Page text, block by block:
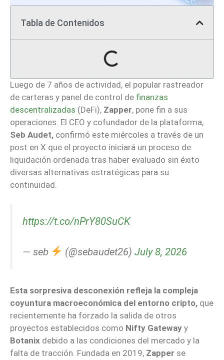
Tabla de Contenidos
Luego de 7 años de actividad, el popular rastreador
de carteras y panel de control de finanzas
descentralizadas (DeFi), Zapper, pone fin a sus
operaciones. El CEO y cofundador de la plataforma,
Seb Audet, confirmó este miércoles a través de un
post en X que el proyecto iniciará un proceso de
liquidación ordenada tras haber evaluado sin éxito
diversas alternativas estratégicas para su
continuidad.
https://t.co/nPrY80SuCK
— seb (@sebaudet26)July 8, 2026
Esta sorpresiva desconexión refleja la compleja
coyuntura macroeconómica del entorno cripto, que
recientemente ha forzado la salida de otros
proyectos establecidos como Nifty Gateway y
Botanix debido a las condiciones del mercado y la
falta de tracción. Fundada en 2019, Zapper se